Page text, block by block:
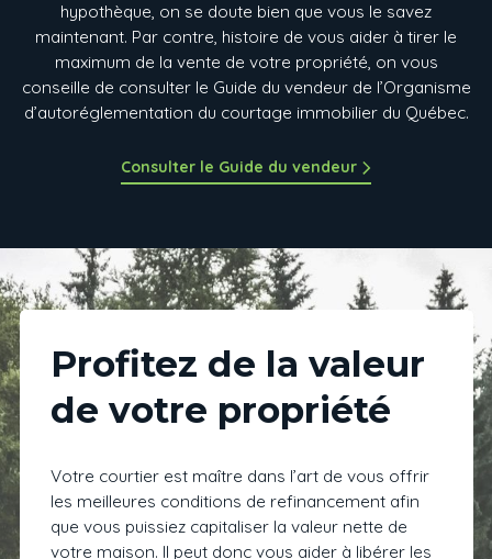
hypothèque, on se doute bien que vous le savez
maintenant. Par contre, histoire de vous aider à tirer le
maximum de la vente de votre propriété, on vous
conseille de consulter le Guide du vendeur de l’Organisme
d’autoréglementation du courtage immobilier du Québec.
Consulter le Guide du vendeur
Profitez de la valeur
de votre propriété
Votre courtier est maître dans l’art de vous offrir
les meilleures conditions de refinancement afin
que vous puissiez capitaliser la valeur nette de
votre maison. Il peut donc vous aider à libérer les